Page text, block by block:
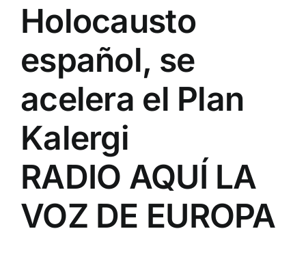
Holocausto
español, se
acelera el Plan
Kalergi
RADIO AQUÍ LA
VOZ DE EUROPA